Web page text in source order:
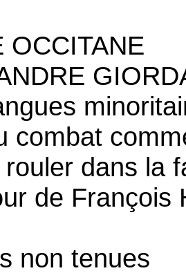
OCCITANE
combat
dans la
de François
non tenues